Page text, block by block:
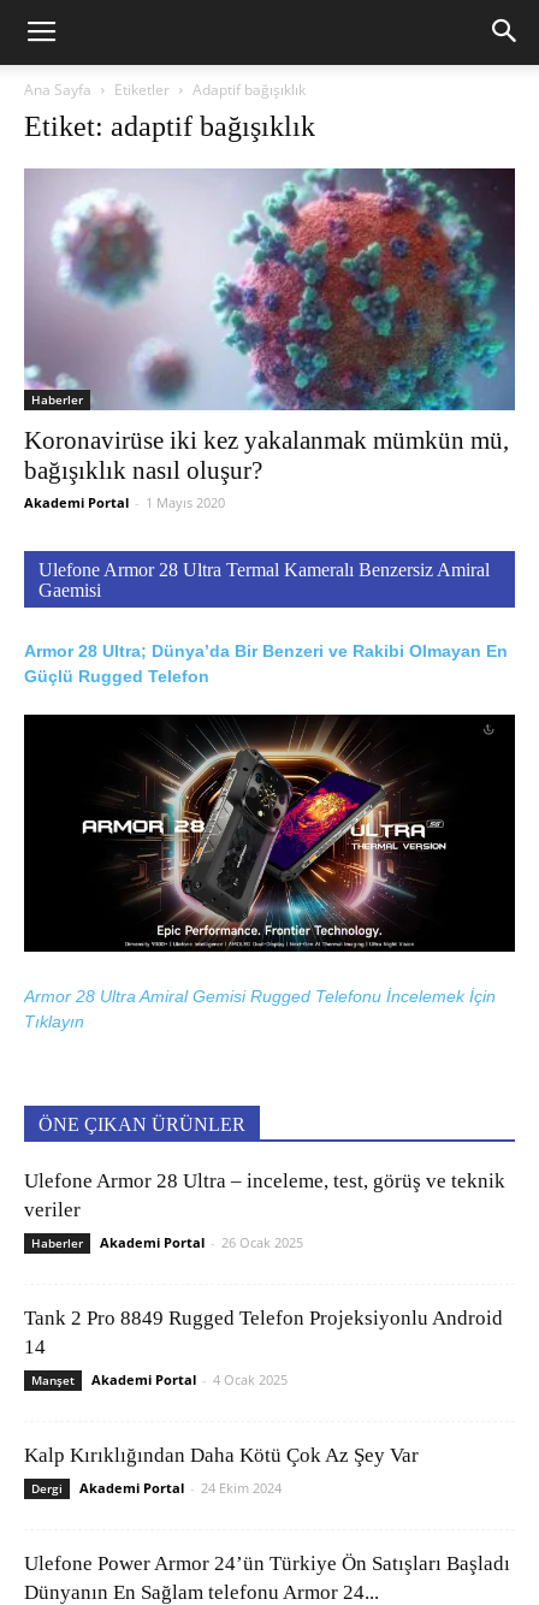
Ana Sayfa Etiketler Adaptif bağışıklık
Etiket: adaptif bağışıklık
Haberler
Koronavirüse iki kez yakalanmak mümkün mü,
bağışıklık nasıl oluşur?
Akademi Portal - 1 Mayıs 2020
Ulefone Armor 28 Ultra Termal Kameralı Benzersiz Amiral
Gaemisi
Armor 28 Ultra; Dünya’da Bir Benzeri ve Rakibi Olmayan En
Güçlü Rugged Telefon
Armor 28 Ultra Amiral Gemisi Rugged Telefonu İncelemek İçin
Tıklayın
ÖNE ÇIKAN ÜRÜNLER
Ulefone Armor 28 Ultra – inceleme, test, görüş ve teknik
veriler
Haberler Akademi Portal - 26 Ocak 2025
Tank 2 Pro 8849 Rugged Telefon Projeksiyonlu Android
14
Manşet Akademi Portal - 4 Ocak 2025
Kalp Kırıklığından Daha Kötü Çok Az Şey Var
Dergi Akademi Portal - 24 Ekim 2024
Ulefone Power Armor 24’ün Türkiye Ön Satışları Başladı
Dünyanın En Sağlam telefonu Armor 24...